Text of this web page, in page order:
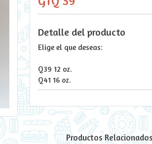
Detalle del producto
Elige el que deseas:
Q39 12 oz.
Q41 16 oz.
Productos